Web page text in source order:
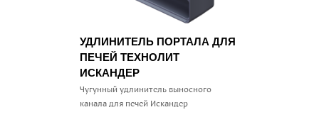
УДЛИНИТЕЛЬ ПОРТАЛА ДЛЯ
ПЕЧЕЙ ТЕХНОЛИТ
ИСКАНДЕР
Чугунный удлинитель выносного
канала для печей Искандер